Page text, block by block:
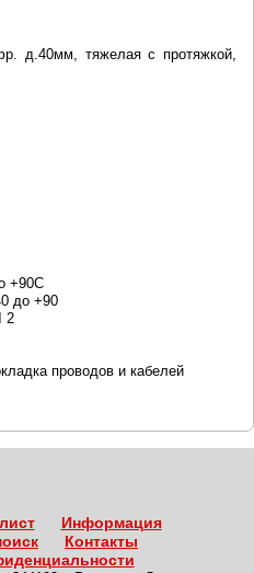
д.40мм, тяжелая с протяжкой,
+90С
до +90
2
проводов и кабелей
Информация
Контакты